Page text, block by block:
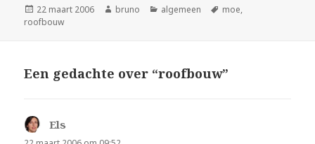
Geplaatst
op
22 maart 2006 Auteur
bruno Categorieën
algemeen Tags
moe,
roofbouw
Een gedachte over “roofbouw”
Els